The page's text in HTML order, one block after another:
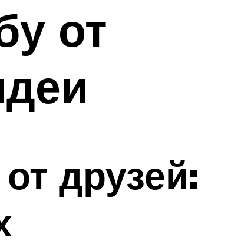
от
друзей: